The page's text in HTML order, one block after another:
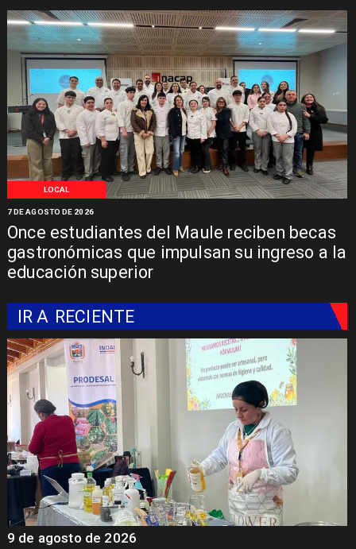
LOCAL
Once estudiantes del Maule reciben becas
gastronómicas que impulsan su ingreso a la
educación superior
7 DE AGOSTO DE 2026
IR A RECIENTE
9 de agosto de 2026